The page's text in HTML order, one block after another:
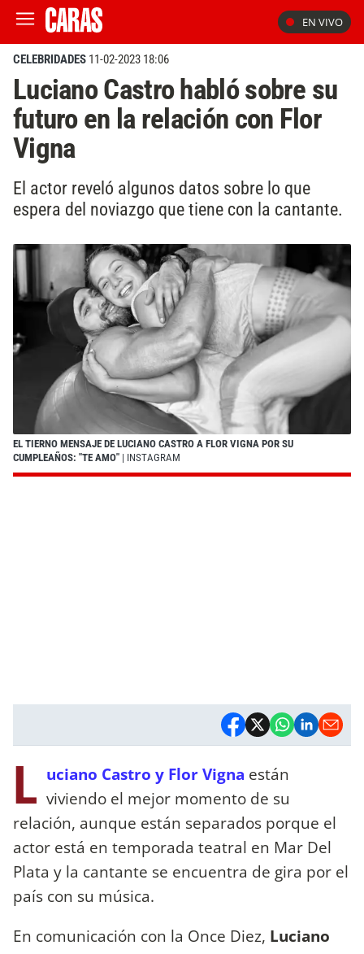
EN VIVO
CELEBRIDADES 11-02-2023 18:06
Luciano Castro habló sobre su
futuro en la relación con Flor
Vigna
El actor reveló algunos datos sobre lo que
espera del noviazgo que tiene con la cantante.
EL TIERNO MENSAJE DE LUCIANO CASTRO A FLOR VIGNA POR SU
CUMPLEAÑOS: "TE AMO" | INSTAGRAM
L uciano Castro y Flor Vigna están
viviendo el mejor momento de su
relación, aunque están separados porque el
actor está en temporada teatral en Mar Del
Plata y la cantante se encuentra de gira por el
país con su música.
En comunicación con la Once Diez, Luciano